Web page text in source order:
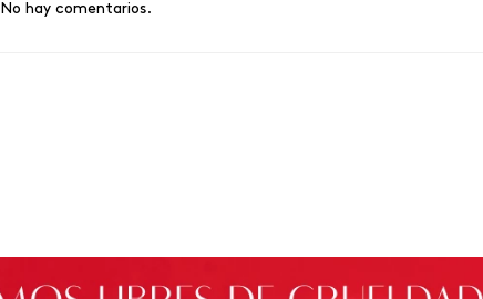
No hay comentarios.